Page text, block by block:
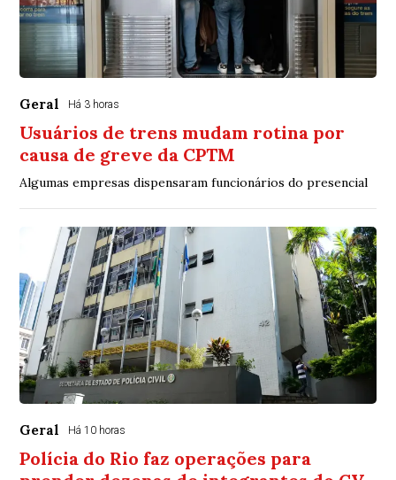
Geral Há 3 horas
Usuários de trens mudam rotina por
causa de greve da CPTM
Algumas empresas dispensaram funcionários do presencial
Geral Há 10 horas
Polícia do Rio faz operações para